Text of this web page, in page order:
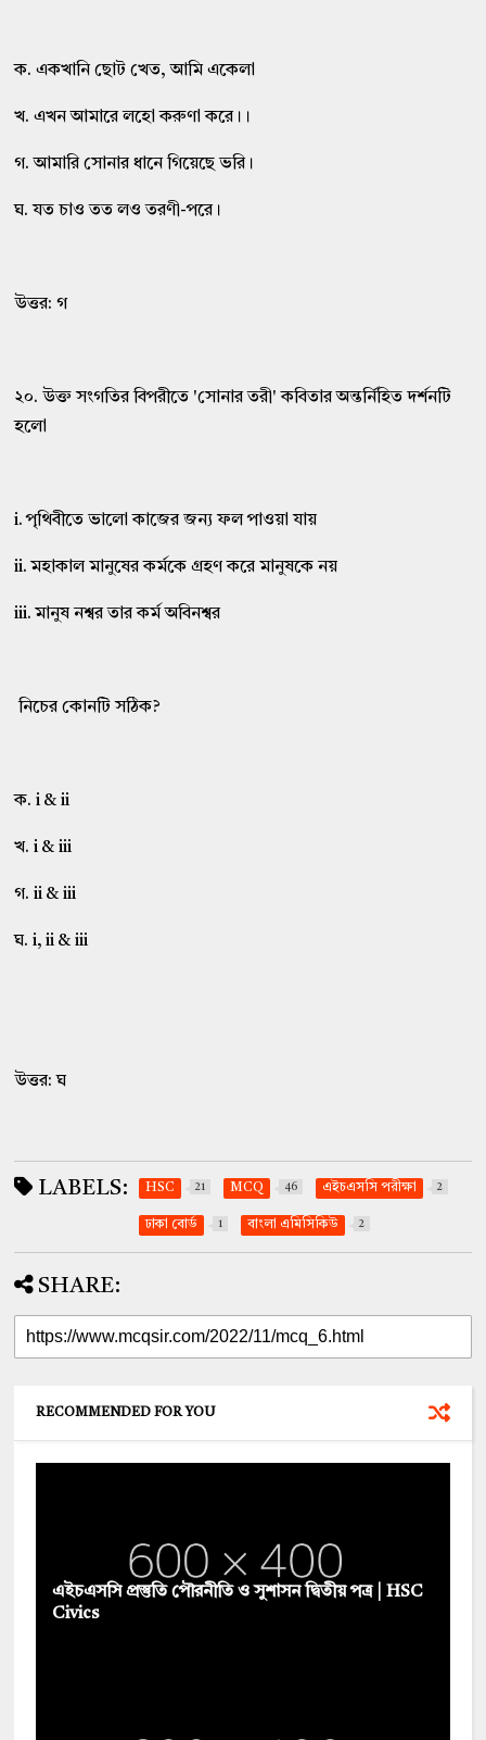
ক. একখানি ছোট খেত, আমি একেলা
খ. এখন আমারে লহো করুণা করে।।
গ. আমারি সোনার ধানে গিয়েছে ভরি।
ঘ. যত চাও তত লও তরণী-পরে।
উত্তর: গ
২০. উক্ত সংগতির বিপরীতে 'সোনার তরী' কবিতার অন্তর্নিহিত দর্শনটি
হলো
i. পৃথিবীতে ভালো কাজের জন্য ফল পাওয়া যায়
ii. মহাকাল মানুষের কর্মকে গ্রহণ করে মানুষকে নয়
iii. মানুষ নশ্বর তার কর্ম অবিনশ্বর
নিচের কোনটি সঠিক?
ক. i & ii
খ. i & iii
গ. ii & iii
ঘ. i, ii & iii
উত্তর: ঘ
LABELS: HSC 21 MCQ 46 এইচএসসি পরীক্ষা 2
ঢাকা বোর্ড 1 বাংলা এমিসিকিউ 2
SHARE:
RECOMMENDED FOR YOU
এইচএসসি প্রস্তুতি পৌরনীতি ও সুশাসন দ্বিতীয় পত্র | HSC
Civics